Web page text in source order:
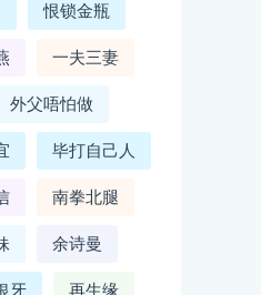
恨锁金瓶
一夫三妻
外父唔怕做
毕打自己人
南拳北腿
余诗曼
牙 再生缘